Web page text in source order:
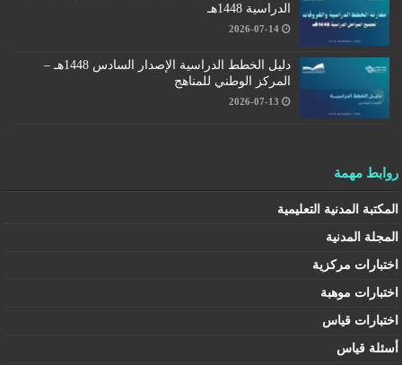
الدراسية 1448هـ
2026-07-14
دليل الخطط الدراسية الإصدار السادس 1448هـ –
المركز الوطني للمناهج
2026-07-13
روابط مهمة
المكتبة المدنية التعليمية
المجلة المدنية
اختبارات مركزية
اختبارات موهبة
اختبارات قياس
أسئلة قياس